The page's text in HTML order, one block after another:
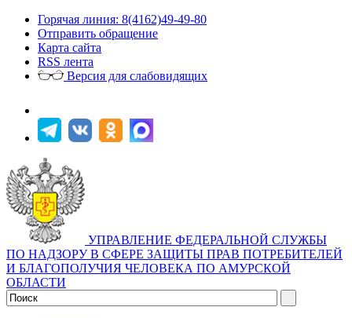
Горячая линия: 8(4162)49-49-80
Отправить обращение
Карта сайта
RSS лента
Версия для слабовидящих
УПРАВЛЕНИЕ ФЕДЕРАЛЬНОЙ СЛУЖБЫ
ПО НАДЗОРУ В СФЕРЕ ЗАЩИТЫ ПРАВ ПОТРЕБИТЕЛЕЙ
И БЛАГОПОЛУЧИЯ ЧЕЛОВЕКА ПО АМУРСКОЙ
ОБЛАСТИ